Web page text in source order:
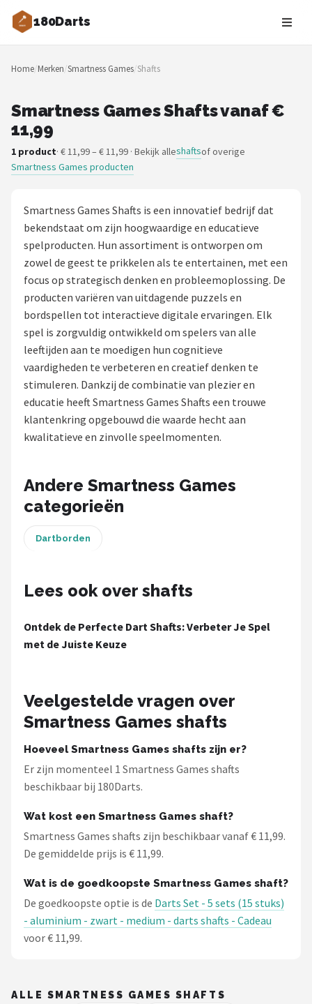
180Darts
Zoeken
NAVIGATIE
Merken
Blog
Toernooien
Spelregels
Uitgooilijst
Dartshop
POPULAIRE MERKEN
Target
Winmau
Dart
ABC Darts
Harrows
KOTO
Red Dragon
Alle merken →
Home/Merken/Smartness Games/Shafts
Smartness Games Shafts vanaf €
11,99
1 product· € 11,99 – € 11,99 · Bekijk alleshaftsof overige
Smartness Games producten
Smartness Games Shafts is een innovatief bedrijf dat
bekendstaat om zijn hoogwaardige en educatieve
spelproducten. Hun assortiment is ontworpen om
zowel de geest te prikkelen als te entertainen, met een
focus op strategisch denken en probleemoplossing. De
producten variëren van uitdagende puzzels en
bordspellen tot interactieve digitale ervaringen. Elk
spel is zorgvuldig ontwikkeld om spelers van alle
leeftijden aan te moedigen hun cognitieve
vaardigheden te verbeteren en creatief denken te
stimuleren. Dankzij de combinatie van plezier en
educatie heeft Smartness Games Shafts een trouwe
klantenkring opgebouwd die waarde hecht aan
kwalitatieve en zinvolle speelmomenten.
Andere Smartness Games
categorieën
Dartborden
Lees ook over shafts
Ontdek de Perfecte Dart Shafts: Verbeter Je Spel
met de Juiste Keuze
Veelgestelde vragen over
Smartness Games shafts
Hoeveel Smartness Games shafts zijn er?
Er zijn momenteel 1 Smartness Games shafts
beschikbaar bij 180Darts.
Wat kost een Smartness Games shaft?
Smartness Games shafts zijn beschikbaar vanaf € 11,99.
De gemiddelde prijs is € 11,99.
Wat is de goedkoopste Smartness Games shaft?
De goedkoopste optie is de Darts Set - 5 sets (15 stuks)
- aluminium - zwart - medium - darts shafts - Cadeau
voor € 11,99.
ALLE SMARTNESS GAMES SHAFTS